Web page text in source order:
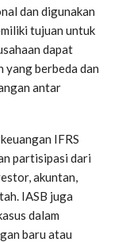
dan digunakan
tujuan untuk
dapat
yang berbeda dan
antar
IFRS
partisipasi dari
akuntan,
IASB juga
dalam
baru atau